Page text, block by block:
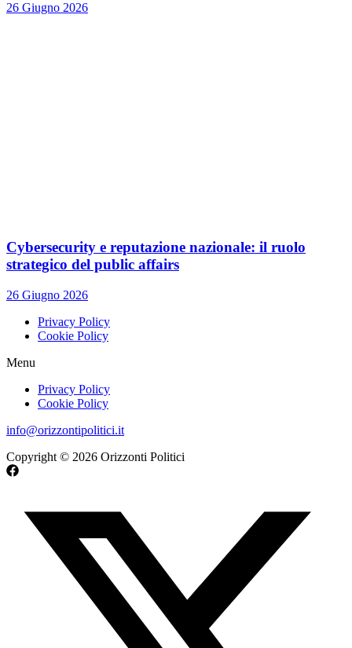
26 Giugno 2026
Cybersecurity e reputazione nazionale: il ruolo
strategico del public affairs
26 Giugno 2026
Privacy Policy
Cookie Policy
Menu
Privacy Policy
Cookie Policy
info@orizzontipolitici.it
Copyright © 2026 Orizzonti Politici